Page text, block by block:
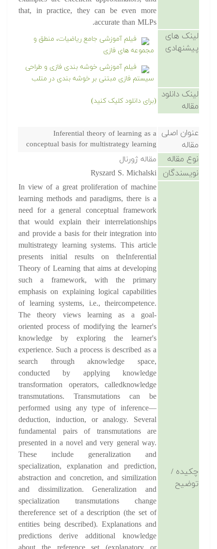
that, in practice, they can be even more
accurate than MLPs.
لینک های
پیشنهادی
فیلم آموزشی جامع ریاضیات، منطق و
مجموعه های فازی
فیلم آموزشی خوشه بندی فازی و طراحی
سیستم فازی مبتنی بر خوشه بندی در متلب
لینک دانلود
مقاله
(برای دانلود کلیک کنید)
عنوان اصلی
مقاله
Inferential theory of learning as a
conceptual basis for multistrategy learning
نوع مقاله مقاله ژورنال
نویسندگان Ryszard S. Michalski
چکیده /
توضیح
In view of a great proliferation of machine
learning methods and paradigms, there is a
need for a general conceptual framework
that would explain their interrelationships
and provide a basis for their integration into
multistrategy learning systems. This article
presents initial results on theInferential
Theory of Learning that aims at developing
such a framework, with the primary
emphasis on explaining logical capabilities
of learning systems, i.e., theircompetence.
The theory views learning as a goal-
oriented process of modifying the learner's
knowledge by exploring the learner's
experience. Such a process is described as a
search through aknowledge space,
conducted by applying knowledge
transformation operators, calledknowledge
transmutations. Transmutations can be
performed using any type of inference—
deduction, induction, or analogy. Several
fundamental pairs of transmutations are
presented in a novel and very general way.
These include generalization and
specialization, explanation and prediction,
abstraction and concretion, and similization
and dissimilization. Generalization and
specialization transmutations change
thereference set of a description (the set of
entities being described). Explanations and
predictions derive additional knowledge